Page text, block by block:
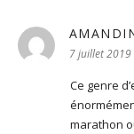
7 juillet
Ce genre
marathon